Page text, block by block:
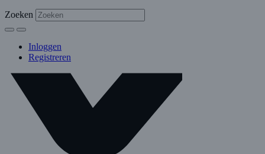
Zoeken
Inloggen
Registreren